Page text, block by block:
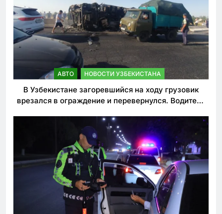
АВТО НОВОСТИ УЗБЕКИСТАНА
В Узбекистане загоревшийся на ходу грузовик
врезался в ограждение и перевернулся. Водитель